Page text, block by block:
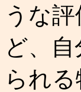
うな
ど、
られ